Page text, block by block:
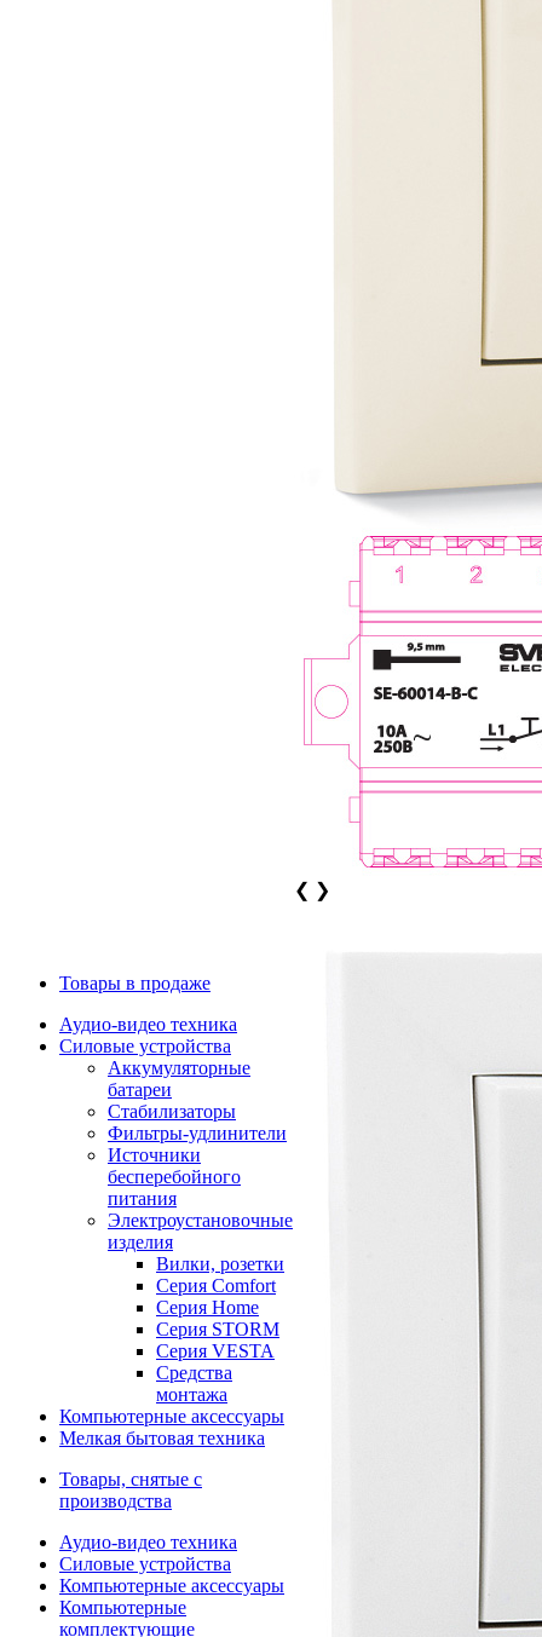
Товары в продаже
Аудио-видео техника
Силовые устройства
Аккумуляторные
батареи
Стабилизаторы
Фильтры-удлинители
Источники
бесперебойного
питания
Электроустановочные
изделия
Вилки, розетки
Серия Comfort
Серия Home
Серия STORM
Серия VESTA
Средства
монтажа
Компьютерные аксессуары
Мелкая бытовая техника
Товары, снятые с
производства
Аудио-видео техника
Силовые устройства
Компьютерные аксессуары
Компьютерные
комплектующие
❮ ❯